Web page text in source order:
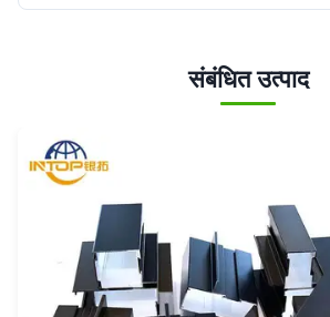
संबंधित उत्पाद